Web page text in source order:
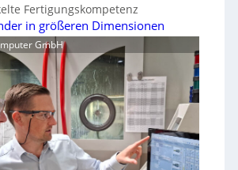
Fertigungskompetenz
in größeren Dimensionen
GmbH